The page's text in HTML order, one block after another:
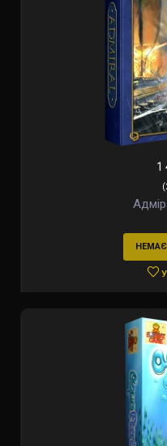
1
НЕМАЄ